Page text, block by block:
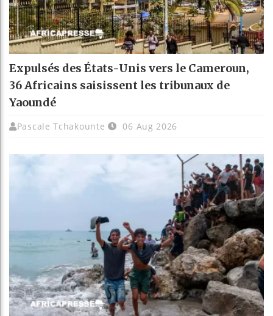
Expulsés des États-Unis vers le Cameroun,
36 Africains saisissent les tribunaux de
Yaoundé
Pascale Tchakounte 06 Aug 2026